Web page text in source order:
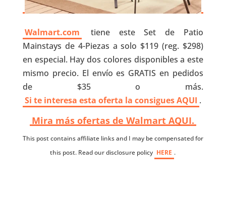
Walmart.com
tiene este Set de Patio
Mainstays de 4-Piezas a solo $119 (reg. $298)
en especial. Hay dos colores disponibles a este
mismo precio. El envío es GRATIS en pedidos
de $35 o más.
Si te interesa esta oferta la consigues AQUI .
Mira más ofertas de Walmart AQUI.
This post contains affiliate links and I may be compensated for
this post. Read our disclosure policy HERE .